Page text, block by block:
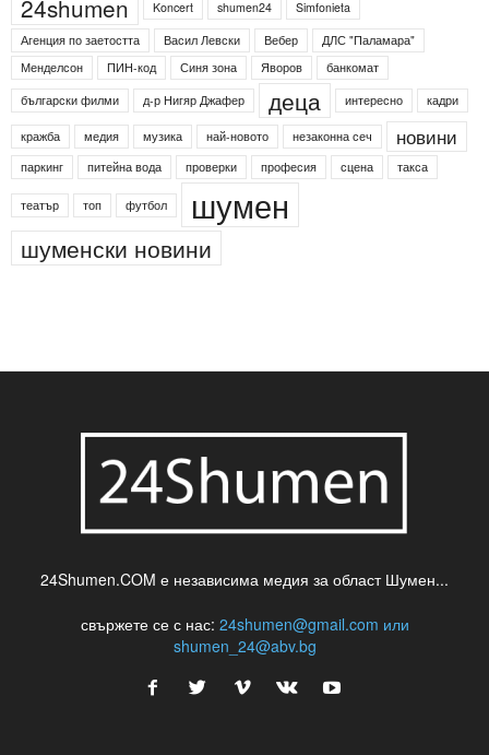
24shumen Koncert shumen24
Simfonieta
Агенция по заетостта
Васил Левски Вебер
ДЛС "Паламара"
Менделсон
ПИН-код Синя зона Яворов
банкомат
български филми
д-р Нигяр Джафер деца интересно кадри
кражба медия музика най-новото незаконна сеч новини
паркинг питейна вода проверки професия сцена такса
театър топ футбол шумен
шуменски новини
24Shumen.COM е независима медия за област Шумен...
свържете се с нас: 24shumen@gmail.com или
shumen_24@abv.bg